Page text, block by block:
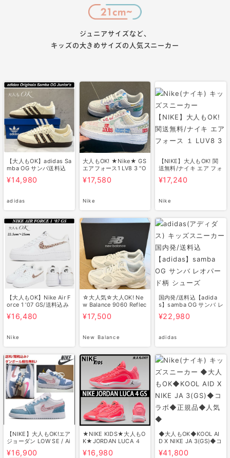
ジュニアサイズなど、
キッズの大きめサイズの人気スニーカー
【大人もOK】adidas Sa
mba OG サンバ送料込
★関税なし
¥14,980
adidas
大人もOK! ★Nike★ GS
エアフォース1 LV8 3 "O
n…
¥17,580
Nike
【NIKE】大人もOK! 関
送無料/ナイキ エア フォ
ース １…
¥17,240
Nike
【大人もOK】Nike Air F
orce 1 '07 GS/送料込み
¥16,480
Nike
☆大人気☆大人OK! Ne
w Balance 9060 Reflec
tion
¥17,500
New Balance
国内発/送料込【adida
s】samba OG サンバ レ
オパード…
¥22,980
adidas
【NIKE】大人もOK!エア
ジョーダン LOW SE / Ai
r Jord…
¥16,900
★NIKE KIDS★大人もO
K★JORDAN LUCA ４
"HCHERK…
¥16,980
◆大人もOK◆KOOL AI
D X NIKE JA 3(GS)◆コ
ラボ◆正規…
¥41,800